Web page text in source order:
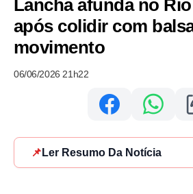
Lancha afunda no
após colidir com
movimento
06/06/2026 21h22
📌 Ler Resumo Da Notícia